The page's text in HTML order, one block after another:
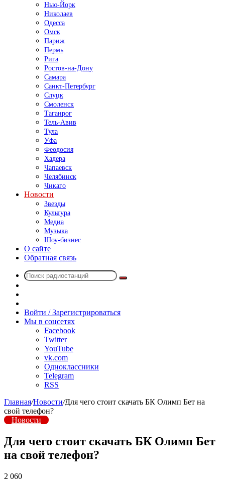
Нью-Йорк
Николаев
Одесса
Омск
Париж
Пермь
Рига
Ростов-на-Дону
Самара
Санкт-Петербург
Слуцк
Смоленск
Таганрог
Тель-Авив
Тула
Уфа
Феодосия
Хадера
Чапаевск
Челябинск
Чикаго
Новости
Звезды
Культура
Медиа
Музыка
Шоу-бизнес
О сайте
Обратная связь
Поиск
радио
Войти / Зарегистрироваться
Мы в соцсетях
Facebook
Twitter
YouTube
vk.com
Одноклассники
Telegram
RSS
Главная/Новости/Для чего стоит скачать БК Олимп Бет на
свой телефон?
Новости
Для чего стоит скачать БК Олимп Бет
на свой телефон?
2 060